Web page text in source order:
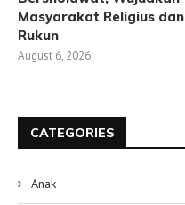
Masyarakat Religius dan
Rukun
August 6, 2026
CATEGORIES
Anak